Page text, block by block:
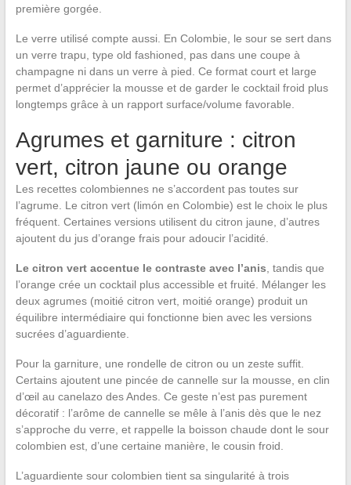
première gorgée.
Le verre utilisé compte aussi. En Colombie, le sour se sert dans
un verre trapu, type old fashioned, pas dans une coupe à
champagne ni dans un verre à pied. Ce format court et large
permet d’apprécier la mousse et de garder le cocktail froid plus
longtemps grâce à un rapport surface/volume favorable.
Agrumes et garniture : citron
vert, citron jaune ou orange
Les recettes colombiennes ne s’accordent pas toutes sur
l’agrume. Le citron vert (limón en Colombie) est le choix le plus
fréquent. Certaines versions utilisent du citron jaune, d’autres
ajoutent du jus d’orange frais pour adoucir l’acidité.
Le citron vert accentue le contraste avec l’anis, tandis que
l’orange crée un cocktail plus accessible et fruité. Mélanger les
deux agrumes (moitié citron vert, moitié orange) produit un
équilibre intermédiaire qui fonctionne bien avec les versions
sucrées d’aguardiente.
Pour la garniture, une rondelle de citron ou un zeste suffit.
Certains ajoutent une pincée de cannelle sur la mousse, en clin
d’œil au canelazo des Andes. Ce geste n’est pas purement
décoratif : l’arôme de cannelle se mêle à l’anis dès que le nez
s’approche du verre, et rappelle la boisson chaude dont le sour
colombien est, d’une certaine manière, le cousin froid.
L’aguardiente sour colombien tient sa singularité à trois